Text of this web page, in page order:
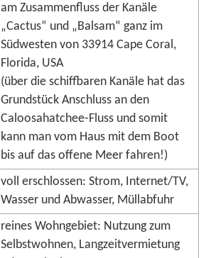
am Zusammenfluss der Kanäle
„Cactus“ und „Balsam“ ganz im
Südwesten von 33914 Cape Coral,
Florida, USA
(über die schiffbaren Kanäle hat das
Grundstück Anschluss an den
Caloosahatchee-Fluss und somit
kann man vom Haus mit dem Boot
bis auf das offene Meer fahren!)
voll erschlossen: Strom, Internet/TV,
Wasser und Abwasser, Müllabfuhr
reines Wohngebiet: Nutzung zum
Selbstwohnen, Langzeitvermietung